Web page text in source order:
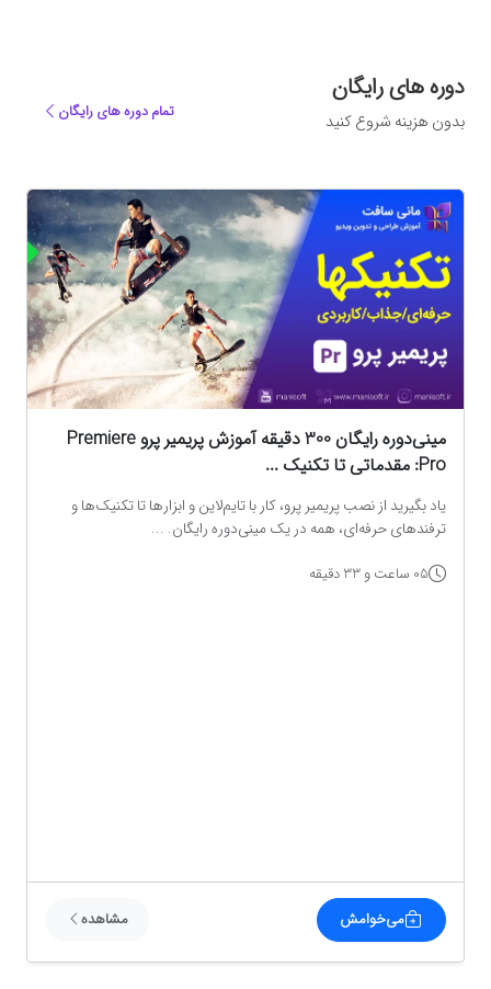
دوره های رایگان
بدون هزینه شروع کنید تمام دوره های رایگان
مینی‌دوره رایگان 300 دقیقه آموزش پریمیر پرو Premiere
Pro: مقدماتی تا تکنیک‌ ...
یاد بگیرید از نصب پریمیر پرو، کار با تایم‌لاین و ابزارها تا تکنیک‌ها و
ترفندهای حرفه‌ای، همه در یک مینی‌دوره رایگان. ...
05 ساعت و 33 دقیقه
می‌خوامش مشاهده